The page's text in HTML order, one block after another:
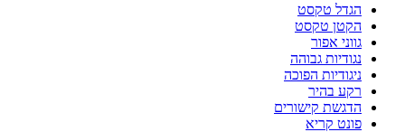
הגדל טקסט
הקטן טקסט
גווני אפור
נגודיות גבוהה
ניגודיות הפוכה
רקע בהיר
הדגשת קישורים
פונט קריא